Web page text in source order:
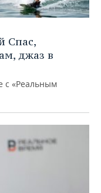
Спас,
джаз в
с «Реальным